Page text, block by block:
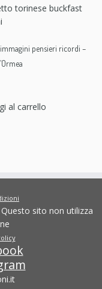
pensieri ricordi –
al carrello
Questo sito non utilizza